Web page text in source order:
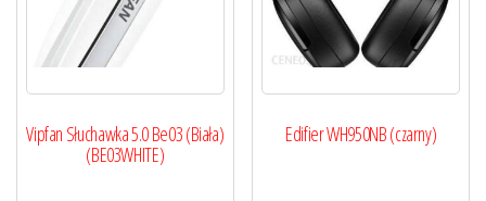
Vipfan Słuchawka 5.0 Be03 (Biała)
(BE03WHITE)
Edifier WH950NB (czarny)